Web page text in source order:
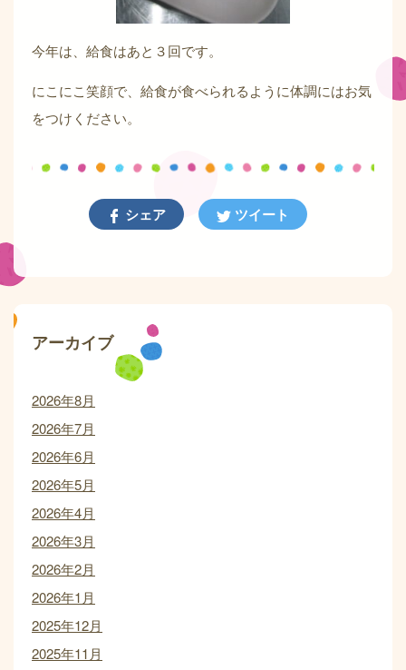
今年は、給食はあと３回です。
にこにこ笑顔で、給食が食べられるように体調にはお気
をつけください。
シェア ツイート
アーカイブ
2026年8月
2026年7月
2026年6月
2026年5月
2026年4月
2026年3月
2026年2月
2026年1月
2025年12月
2025年11月